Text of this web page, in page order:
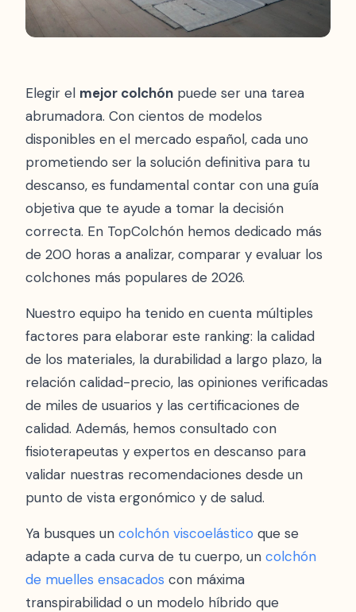
Elegir el mejor colchón puede ser una tarea
abrumadora. Con cientos de modelos
disponibles en el mercado español, cada uno
prometiendo ser la solución definitiva para tu
descanso, es fundamental contar con una guía
objetiva que te ayude a tomar la decisión
correcta. En TopColchón hemos dedicado más
de 200 horas a analizar, comparar y evaluar los
colchones más populares de 2026.
Nuestro equipo ha tenido en cuenta múltiples
factores para elaborar este ranking: la calidad
de los materiales, la durabilidad a largo plazo, la
relación calidad-precio, las opiniones verificadas
de miles de usuarios y las certificaciones de
calidad. Además, hemos consultado con
fisioterapeutas y expertos en descanso para
validar nuestras recomendaciones desde un
punto de vista ergonómico y de salud.
Ya busques un colchón viscoelástico que se
adapte a cada curva de tu cuerpo, un colchón
de muelles ensacados con máxima
transpirabilidad o un modelo híbrido que